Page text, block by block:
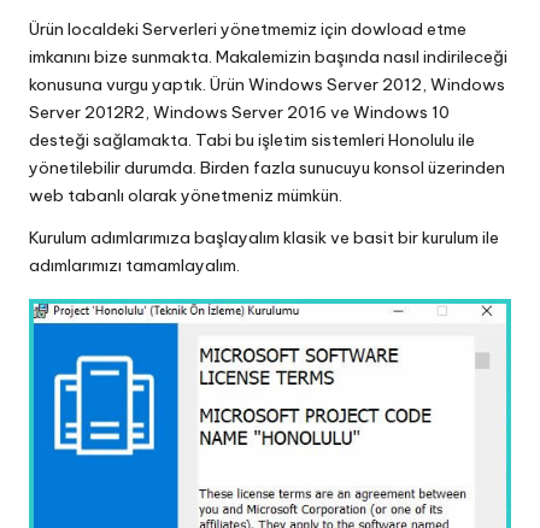
Ürün localdeki Serverleri yönetmemiz için dowload etme
imkanını bize sunmakta. Makalemizin başında nasıl indirileceği
konusuna vurgu yaptık. Ürün Windows Server 2012, Windows
Server 2012R2, Windows Server 2016 ve Windows 10
desteği sağlamakta. Tabi bu işletim sistemleri Honolulu ile
yönetilebilir durumda. Birden fazla sunucuyu konsol üzerinden
web tabanlı olarak yönetmeniz mümkün.
Kurulum adımlarımıza başlayalım klasik ve basit bir kurulum ile
adımlarımızı tamamlayalım.